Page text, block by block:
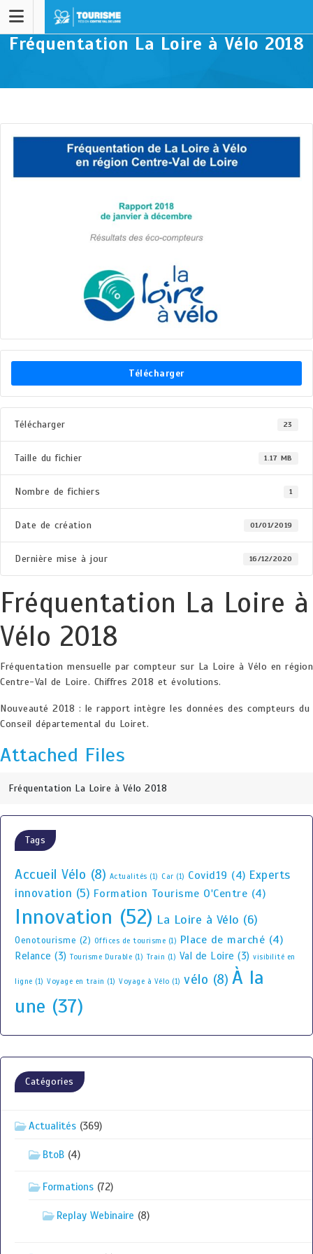
Fréquentation La Loire à Vélo 2018
Télécharger
Télécharger 23
Taille du fichier 1.17 MB
Nombre de fichiers 1
Date de création 01/01/2019
Dernière mise à jour 16/12/2020
Fréquentation La Loire à
Vélo 2018
Fréquentation mensuelle par compteur sur La Loire à Vélo en région
Centre-Val de Loire. Chiffres 2018 et évolutions.
Nouveauté 2018 : le rapport intègre les données des compteurs du
Conseil départemental du Loiret.
Attached Files
Fréquentation La Loire à Vélo 2018
Tags
Accueil Vélo (8) Actualités (1) Car (1) Covid19 (4) Experts
innovation (5) Formation Tourisme O'Centre (4)
Innovation (52) La Loire à Vélo (6)
Oenotourisme (2) Offices de tourisme (1) Place de marché (4)
Relance (3) Tourisme Durable (1) Train (1) Val de Loire (3) visibilité en
ligne (1) Voyage en train (1) Voyage à Vélo (1) vélo (8) À la
une (37)
Catégories
Actualités (369)
BtoB (4)
Formations (72)
Replay Webinaire (8)